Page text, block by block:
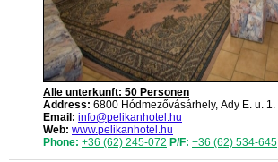
Alle unterkunft: 50 Personen
Address: 6800 Hódmezővásárhely, Ady E. u. 1.
Email: info@pelikanhotel.hu
Web: www.pelikanhotel.hu
Phone: +36 (62) 245-072 P/F: +36 (62) 534-645